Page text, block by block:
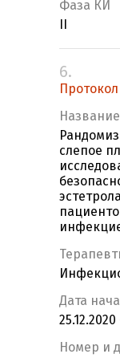
Фаза КИ
6.
слепое
Дата
25.12.2020
Номер и